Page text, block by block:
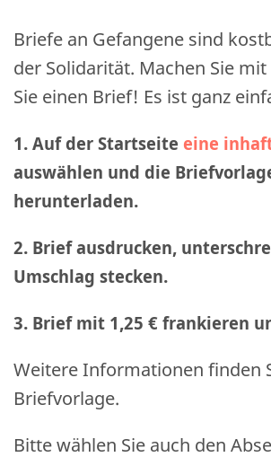
Briefe an Gefangene sind
der Solidarität. Machen Sie
Sie einen Brief! Es ist ganz
1. Auf der Startseite eine
auswählen und die
herunterladen.
2. Brief ausdrucken,
Umschlag stecken.
3. Brief mit 1,25 € frankieren
Weitere Informationen finden
Briefvorlage.
Bitte wählen Sie auch den